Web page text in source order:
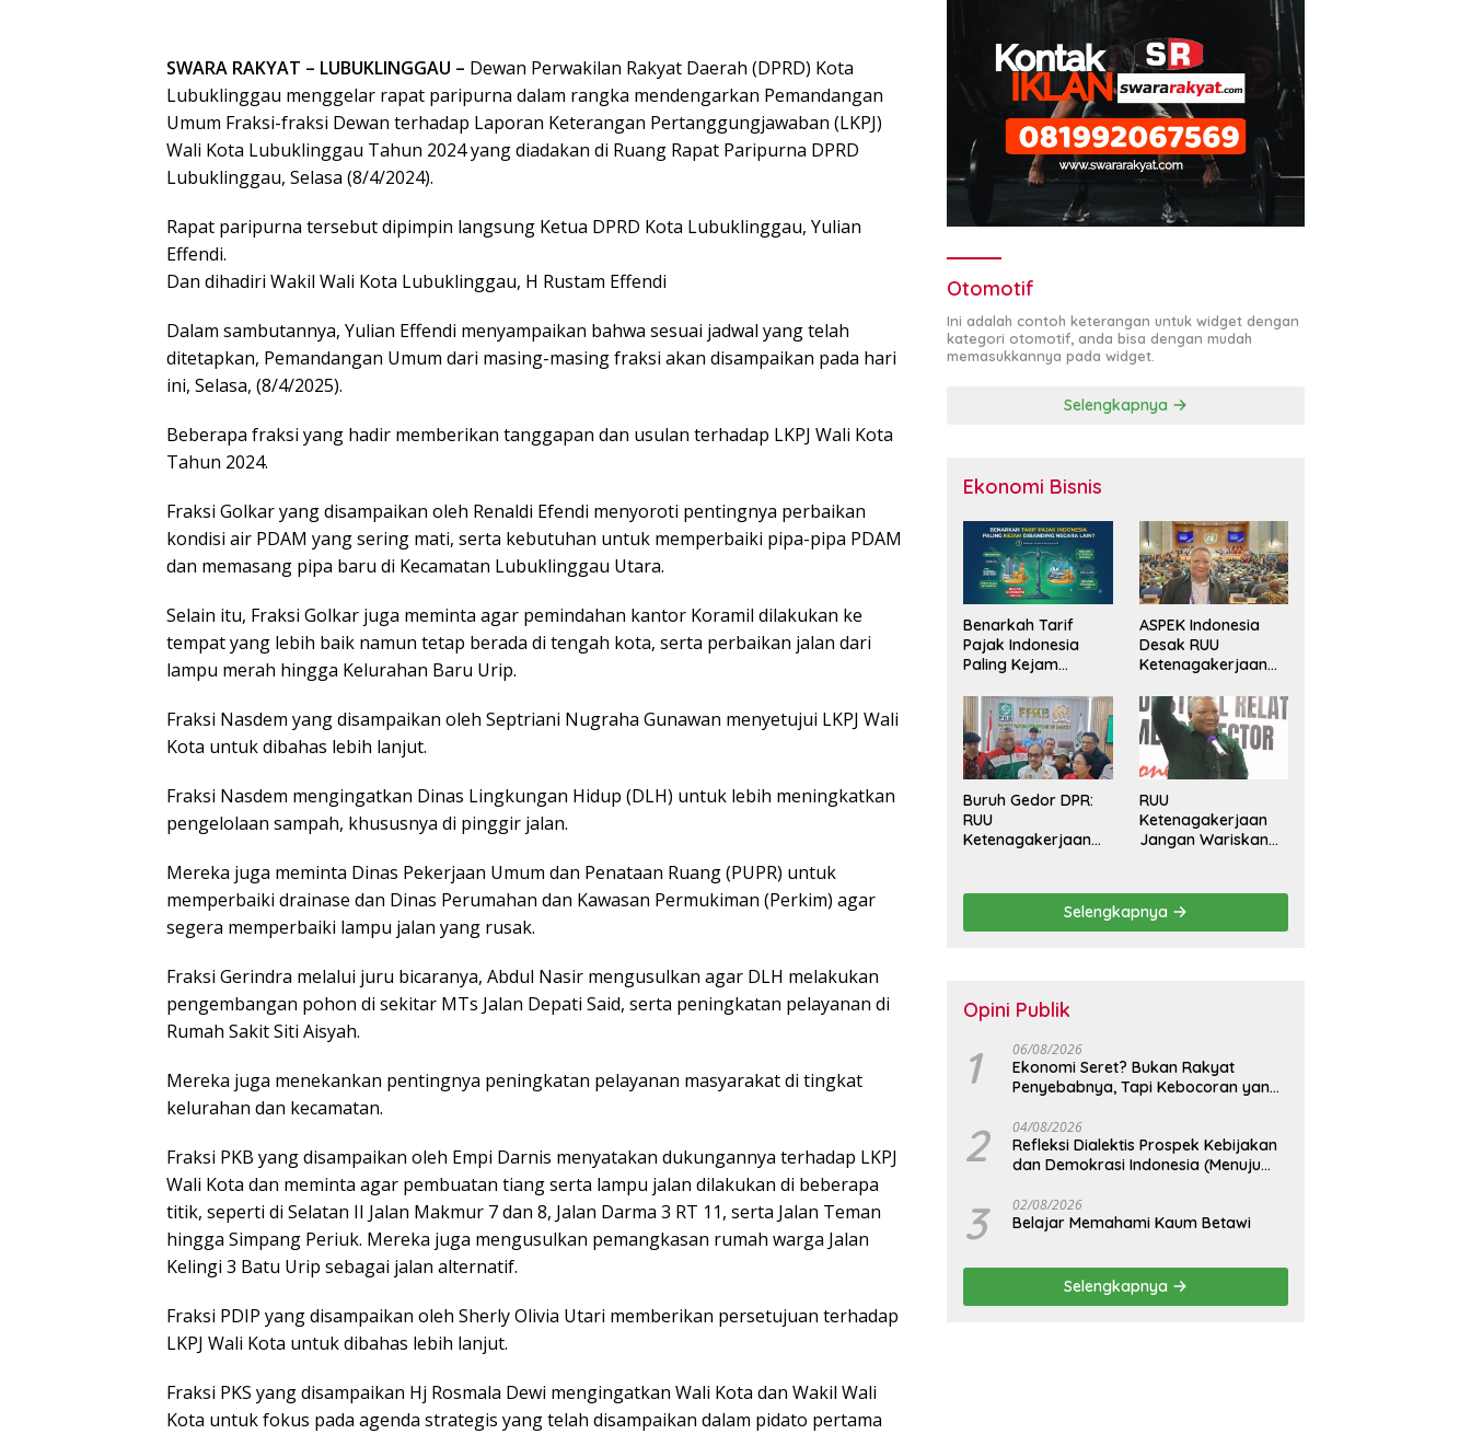
SWARA RAKYAT – LUBUKLINGGAU – Dewan Perwakilan Rakyat Daerah (DPRD) Kota
Lubuklinggau menggelar rapat paripurna dalam rangka mendengarkan Pemandangan
Umum Fraksi-fraksi Dewan terhadap Laporan Keterangan Pertanggungjawaban (LKPJ)
Wali Kota Lubuklinggau Tahun 2024 yang diadakan di Ruang Rapat Paripurna DPRD
Lubuklinggau, Selasa (8/4/2024).
Rapat paripurna tersebut dipimpin langsung Ketua DPRD Kota Lubuklinggau, Yulian
Effendi.
Dan dihadiri Wakil Wali Kota Lubuklinggau, H Rustam Effendi
Dalam sambutannya, Yulian Effendi menyampaikan bahwa sesuai jadwal yang telah
ditetapkan, Pemandangan Umum dari masing-masing fraksi akan disampaikan pada hari
ini, Selasa, (8/4/2025).
Beberapa fraksi yang hadir memberikan tanggapan dan usulan terhadap LKPJ Wali Kota
Tahun 2024.
Fraksi Golkar yang disampaikan oleh Renaldi Efendi menyoroti pentingnya perbaikan
kondisi air PDAM yang sering mati, serta kebutuhan untuk memperbaiki pipa-pipa PDAM
dan memasang pipa baru di Kecamatan Lubuklinggau Utara.
Selain itu, Fraksi Golkar juga meminta agar pemindahan kantor Koramil dilakukan ke
tempat yang lebih baik namun tetap berada di tengah kota, serta perbaikan jalan dari
lampu merah hingga Kelurahan Baru Urip.
Fraksi Nasdem yang disampaikan oleh Septriani Nugraha Gunawan menyetujui LKPJ Wali
Kota untuk dibahas lebih lanjut.
Fraksi Nasdem mengingatkan Dinas Lingkungan Hidup (DLH) untuk lebih meningkatkan
pengelolaan sampah, khususnya di pinggir jalan.
Mereka juga meminta Dinas Pekerjaan Umum dan Penataan Ruang (PUPR) untuk
memperbaiki drainase dan Dinas Perumahan dan Kawasan Permukiman (Perkim) agar
segera memperbaiki lampu jalan yang rusak.
Fraksi Gerindra melalui juru bicaranya, Abdul Nasir mengusulkan agar DLH melakukan
pengembangan pohon di sekitar MTs Jalan Depati Said, serta peningkatan pelayanan di
Rumah Sakit Siti Aisyah.
Mereka juga menekankan pentingnya peningkatan pelayanan masyarakat di tingkat
kelurahan dan kecamatan.
Fraksi PKB yang disampaikan oleh Empi Darnis menyatakan dukungannya terhadap LKPJ
Wali Kota dan meminta agar pembuatan tiang serta lampu jalan dilakukan di beberapa
titik, seperti di Selatan II Jalan Makmur 7 dan 8, Jalan Darma 3 RT 11, serta Jalan Teman
hingga Simpang Periuk. Mereka juga mengusulkan pemangkasan rumah warga Jalan
Kelingi 3 Batu Urip sebagai jalan alternatif.
Fraksi PDIP yang disampaikan oleh Sherly Olivia Utari memberikan persetujuan terhadap
LKPJ Wali Kota untuk dibahas lebih lanjut.
Fraksi PKS yang disampaikan Hj Rosmala Dewi mengingatkan Wali Kota dan Wakil Wali
Kota untuk fokus pada agenda strategis yang telah disampaikan dalam pidato pertama
Otomotif
Ini adalah contoh keterangan untuk widget dengan
kategori otomotif, anda bisa dengan mudah
memasukkannya pada widget.
Selengkapnya
Ekonomi Bisnis
Benarkah Tarif
Pajak Indonesia
Paling Kejam
Lain?
ASPEK Indonesia
Desak RUU
Ketenagakerjaan
Perlindungan
Pekerja dan Jamin
Hak Pesangon
Buruh Gedor DPR:
RUU
Ketenagakerjaan
Setahun dan
Pulihkan Upah
RUU
Ketenagakerjaan
Jangan Wariskan
Hidup
Selengkapnya
Opini Publik
1 06/08/2026
Ekonomi Seret? Bukan Rakyat
Penyebabnya, Tapi Kebocoran yang
2 04/08/2026
Refleksi Dialektis Prospek Kebijakan
dan Demokrasi Indonesia (Menuju
Republik Indonesia)
3 02/08/2026
Belajar Memahami Kaum Betawi
Selengkapnya